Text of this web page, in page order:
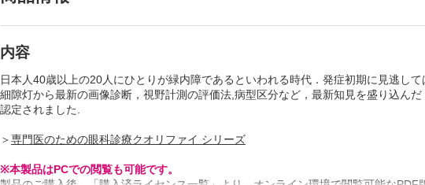
4 病型の診断
原発閉塞隅角緑内障 （酒井 寛）
発達緑内障 （齋藤代志明）
落屑緑内障 （久保田敏昭）
悪性緑内障 （結城賢弥）
内容
日本人40歳以上の20人にひとりが緑内障であるといわれる時代．発症初期に見逃し
細隙灯から最新の画像診断，視野計測の評価法,病型区分など，最新知見を盛り込ん
認定されました.
＞専門医のための眼科診療クオリファイ シリーズ
※本製品はPCでの閲覧も可能です。